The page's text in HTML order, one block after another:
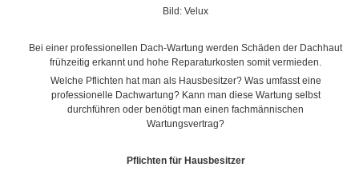
Bild: Velux
Bei einer professionellen Dach-Wartung werden Schäden der Dachhaut
frühzeitig erkannt und hohe Reparaturkosten somit vermieden.
Welche Pflichten hat man als Hausbesitzer? Was umfasst eine
professionelle Dachwartung? Kann man diese Wartung selbst
durchführen oder benötigt man einen fachmännischen
Wartungsvertrag?
Pflichten für Hausbesitzer